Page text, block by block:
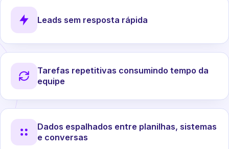
Leads sem resposta rápida
Tarefas repetitivas consumindo tempo da
equipe
Dados espalhados entre planilhas, sistemas
e conversas